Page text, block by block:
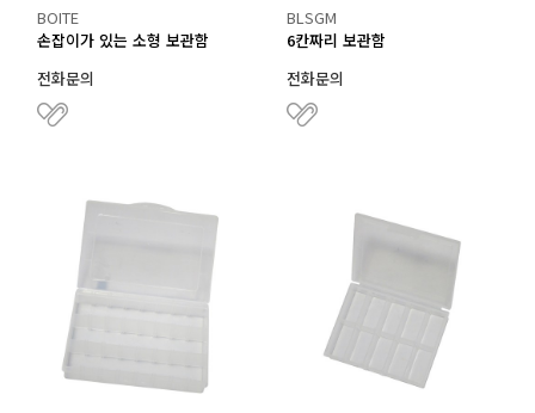
BOITE
손잡이가 있는 소형 보관함
전화문의
BLSGM
6칸짜리 보관함
전화문의